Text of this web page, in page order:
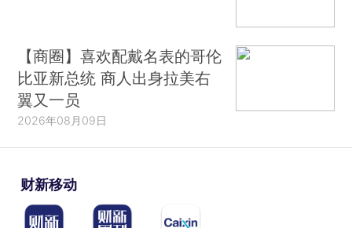
【商圈】喜欢配戴名表的哥伦
比亚新总统 商人出身拉美右
翼又一员
2026年08月09日
财新移动